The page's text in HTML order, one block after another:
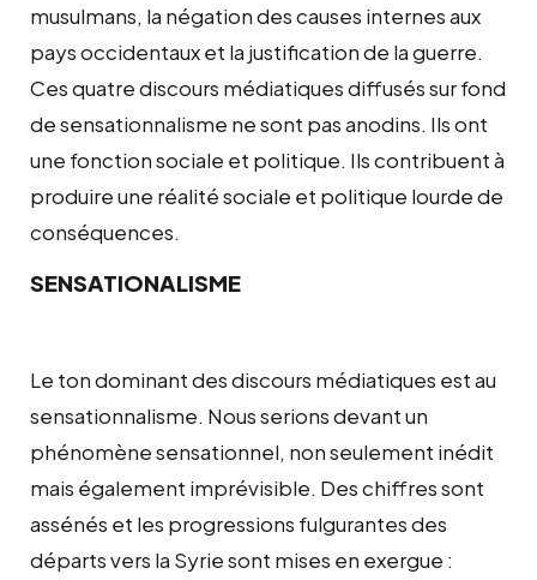
musulmans, la négation des causes internes aux
pays occidentaux et la justification de la guerre.
Ces quatre discours médiatiques diffusés sur fond
de sensationnalisme ne sont pas anodins. Ils ont
une fonction sociale et politique. Ils contribuent à
produire une réalité sociale et politique lourde de
conséquences.
SENSATIONALISME
Le ton dominant des discours médiatiques est au
sensationnalisme. Nous serions devant un
phénomène sensationnel, non seulement inédit
mais également imprévisible. Des chiffres sont
assénés et les progressions fulgurantes des
départs vers la Syrie sont mises en exergue :